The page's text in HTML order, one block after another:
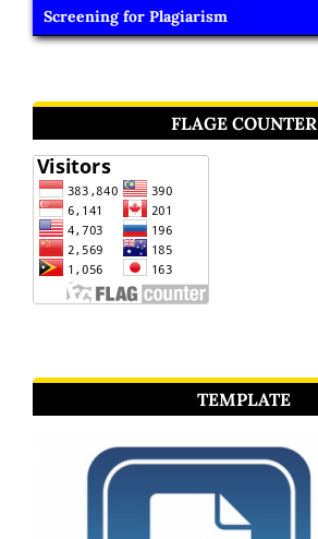
Screening for Plagiarism
FLAGE COUNTER
TEMPLATE